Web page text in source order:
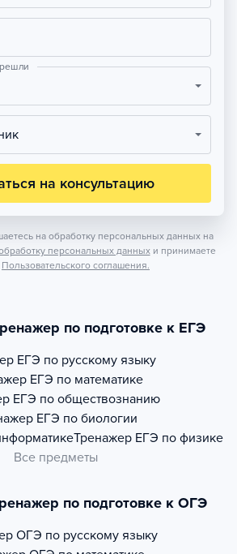
на консультацию
на обработку персональных данных на
персональных данных и принимаете
Пользовательского соглашения.
по подготовке к ЕГЭ
ЕГЭ по русскому языку
ЕГЭ по математике
ЕГЭ по обществознанию
ЕГЭ по биологии
Тренажер ЕГЭ по физике
Все предметы
по подготовке к ОГЭ
ОГЭ по русскому языку